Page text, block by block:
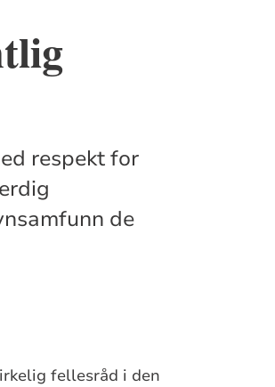
respekt for
de
fellesråd i den